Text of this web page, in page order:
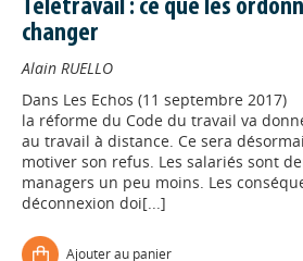
Télétravail : ce que les
changer
Alain RUELLO
Dans Les Echos (11 septembre 2017)
la réforme du Code du travail va
au travail à distance. Ce sera
motiver son refus. Les salariés sont
managers un peu moins. Les
déconnexion doi[...]
Ajouter au panier